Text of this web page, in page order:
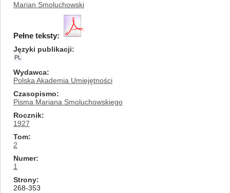
Marian Smoluchowski
Pełne teksty:
Języki publikacji
PL
Wydawca
Polska Akademia Umiejętności
Czasopismo
Pisma Mariana Smoluchowskiego
Rocznik
1927
Tom
2
Numer
1
Strony
268-353